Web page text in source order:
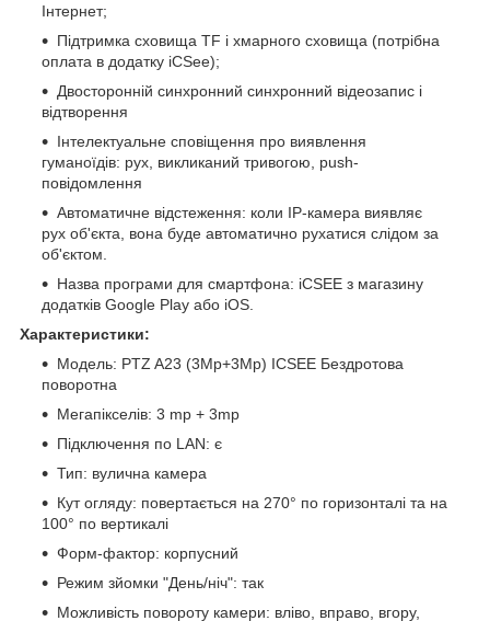
Інтернет;
Підтримка сховища TF і хмарного сховища (потрібна
оплата в додатку iCSee);
Двосторонній синхронний синхронний відеозапис і
відтворення
Інтелектуальне сповіщення про виявлення
гуманоїдів: рух, викликаний тривогою, push-
повідомлення
Автоматичне відстеження: коли IP-камера виявляє
рух об'єкта, вона буде автоматично рухатися слідом за
об'єктом.
Назва програми для смартфона: iCSEE з магазину
додатків Google Play або iOS.
Характеристики:
Модель: PTZ A23 (3Mp+3Mp) ICSEE Бездротова
поворотна
Мегапікселів: 3 mp + 3mp
Підключення по LAN: є
Тип: вулична камера
Кут огляду: повертається на 270° по горизонталі та на
100° по вертикалі
Форм-фактор: корпусний
Режим зйомки "День/ніч": так
Можливість повороту камери: вліво, вправо, вгору,